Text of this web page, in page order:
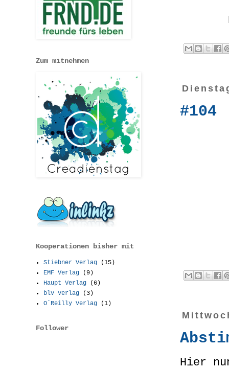
#104
Hier
Zum mitnehmen
Kooperationen bisher mit
Stiebner Verlag
(15)
EMF Verlag
(9)
Haupt Verlag
(6)
blv Verlag
(3)
O´Reilly Verlag
(1)
Follower